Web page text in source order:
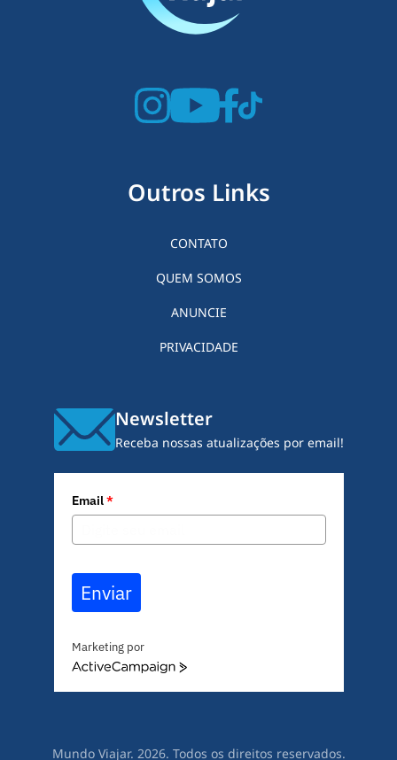
Outros Links
CONTATO
QUEM SOMOS
ANUNCIE
PRIVACIDADE
Newsletter
Receba nossas atualizações por email!
Email*
Enviar
Marketing por
A
Mundo Viajar. 2026. Todos os direitos reservados.